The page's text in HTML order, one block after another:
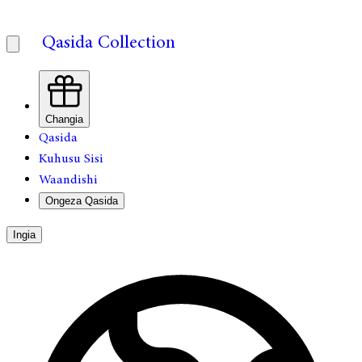
Qasida Collection
Changia
Qasida
Kuhusu Sisi
Waandishi
Ongeza Qasida
Ingia